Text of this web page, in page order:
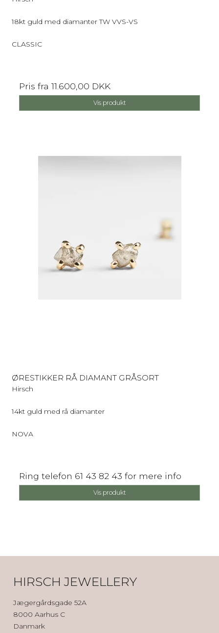
18kt guld med diamanter TW VVS-VS
CLASSIC
Pris fra 11.600,00 DKK
Vis produkt
ØRESTIKKER RÅ DIAMANT GRÅSORT
Hirsch
14kt guld med rå diamanter
NOVA
Ring telefon 61 43 82 43 for mere info
Vis produkt
HIRSCH JEWELLERY
Jægergårdsgade 52A
8000 Aarhus C
Danmark